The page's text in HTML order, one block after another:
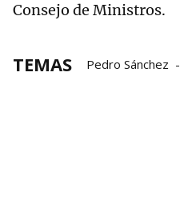
Consejo de Ministros.
TEMAS Pedro Sánchez